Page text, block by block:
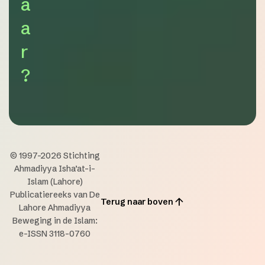
a
a
r
?
© 1997-2026 Stichting
Ahmadiyya Isha’at-i-
Islam (Lahore)
Publicatiereeks van De
Lahore Ahmadiyya
Beweging in de Islam:
e-ISSN 3118-0760
Terug naar boven